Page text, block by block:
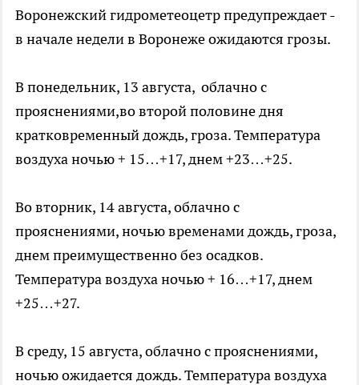
Воронежский гидрометеоцетр предупреждает -
в начале недели в Воронеже ожидаются грозы.
В понедельник, 13 августа, облачно с
прояснениями,во второй половине дня
кратковременный дождь, гроза. Температура
воздуха ночью + 15…+17, днем +23…+25.
Во вторник, 14 августа, облачно с
прояснениями, ночью временами дождь, гроза,
днем преимущественно без осадков.
Температура воздуха ночью + 16…+17, днем
+25…+27.
В среду, 15 августа, облачно с прояснениями,
ночью ожидается дождь. Температура воздуха